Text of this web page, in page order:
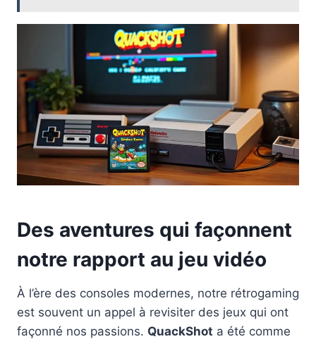
Des aventures qui façonnent
notre rapport au jeu vidéo
À l’ère des consoles modernes, notre rétrogaming
est souvent un appel à revisiter des jeux qui ont
façonné nos passions. QuackShot a été comme